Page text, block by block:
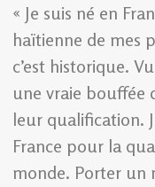
« Je suis né en
haïtienne de mes
c’est historique.
une vraie bouffée
leur qualification.
France pour la
monde. Porter un